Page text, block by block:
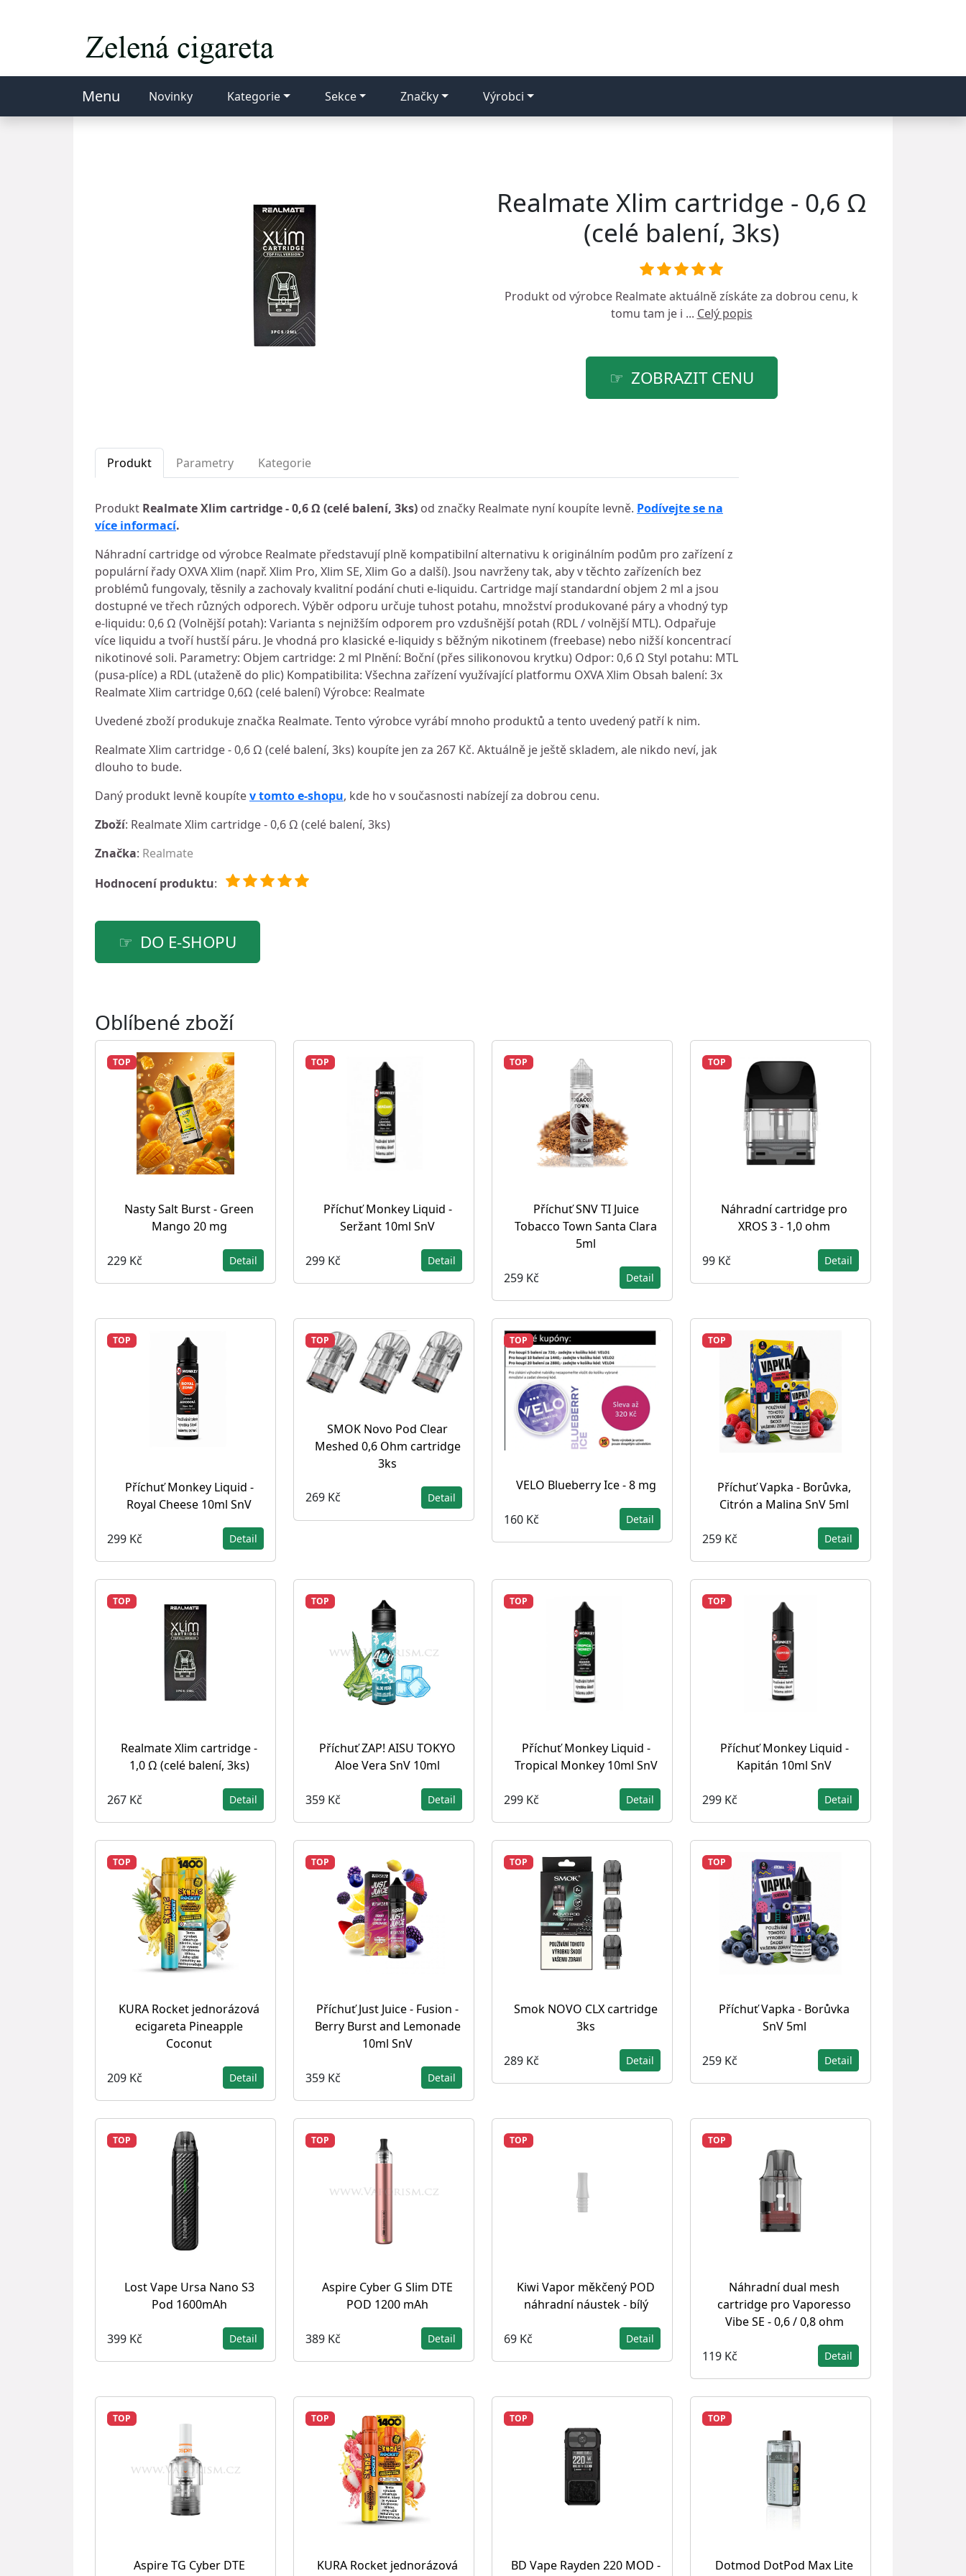
Menu Novinky Kategorie Sekce Značky Výrobci
Realmate Xlim cartridge - 0,6 Ω
(celé balení, 3ks)
Produkt od výrobce Realmateaktuálně získáte za dobrou cenu, k
tomu tam je i ... Celý popis
ZOBRAZIT CENU
Produkt Parametry Kategorie
Produkt Realmate Xlim cartridge - 0,6 Ω (celé balení, 3ks) od značky Realmate nyní koupíte levně. Podívejte se na
více informací.
Náhradní cartridge od výrobce Realmate představují plně kompatibilní alternativu k originálním podům pro zařízení z
populární řady OXVA Xlim (např. Xlim Pro, Xlim SE, Xlim Go a další). Jsou navrženy tak, aby v těchto zařízeních bez
problémů fungovaly, těsnily a zachovaly kvalitní podání chuti e-liquidu. Cartridge mají standardní objem 2 ml a jsou
dostupné ve třech různých odporech. Výběr odporu určuje tuhost potahu, množství produkované páry a vhodný typ
e-liquidu: 0,6 Ω (Volnější potah): Varianta s nejnižším odporem pro vzdušnější potah (RDL / volnější MTL). Odpařuje
více liquidu a tvoří hustší páru. Je vhodná pro klasické e-liquidy s běžným nikotinem (freebase) nebo nižší koncentrací
nikotinové soli. Parametry: Objem cartridge: 2 ml Plnění: Boční (přes silikonovou krytku) Odpor: 0,6 Ω Styl potahu: MTL
(pusa-plíce) a RDL (utaženě do plic) Kompatibilita: Všechna zařízení využívající platformu OXVA Xlim Obsah balení: 3x
Realmate Xlim cartridge 0,6Ω (celé balení) Výrobce: Realmate
Uvedené zboží produkuje značka Realmate. Tento výrobce vyrábí mnoho produktů a tento uvedený patří k nim.
Realmate Xlim cartridge - 0,6 Ω (celé balení, 3ks) koupíte jen za 267 Kč. Aktuálně je ještě skladem, ale nikdo neví, jak
dlouho to bude.
Daný produkt levně koupítev tomto e-shopu, kde ho v současnosti nabízejí za dobrou cenu.
Zboží: Realmate Xlim cartridge - 0,6 Ω (celé balení, 3ks)
Značka: Realmate
Hodnocení produktu:
DO E-SHOPU
Oblíbené zboží
TOP
Nasty Salt Burst - Green
Mango 20 mg
229 Kč Detail
TOP
Příchuť Monkey Liquid -
Seržant 10ml SnV
299 Kč Detail
TOP
Příchuť SNV TI Juice
Tobacco Town Santa Clara
5ml
259 Kč Detail
TOP
Náhradní cartridge pro
XROS 3 - 1,0 ohm
99 Kč Detail
TOP
Příchuť Monkey Liquid -
Royal Cheese 10ml SnV
299 Kč Detail
TOP
SMOK Novo Pod Clear
Meshed 0,6 Ohm cartridge
3ks
269 Kč Detail
TOP
VELO Blueberry Ice - 8 mg
160 Kč Detail
TOP
Příchuť Vapka - Borůvka,
Citrón a Malina SnV 5ml
259 Kč Detail
TOP
Realmate Xlim cartridge -
1,0 Ω (celé balení, 3ks)
267 Kč Detail
TOP
Příchuť ZAP! AISU TOKYO
Aloe Vera SnV 10ml
359 Kč Detail
TOP
Příchuť Monkey Liquid -
Tropical Monkey 10ml SnV
299 Kč Detail
TOP
Příchuť Monkey Liquid -
Kapitán 10ml SnV
299 Kč Detail
TOP
KURA Rocket jednorázová
ecigareta Pineapple
Coconut
209 Kč Detail
TOP
Příchuť Just Juice - Fusion -
Berry Burst and Lemonade
10ml SnV
359 Kč Detail
TOP
Smok NOVO CLX cartridge
3ks
289 Kč Detail
TOP
Příchuť Vapka - Borůvka
SnV 5ml
259 Kč Detail
TOP
Lost Vape Ursa Nano S3
Pod 1600mAh
399 Kč Detail
TOP
Aspire Cyber G Slim DTE
POD 1200 mAh
389 Kč Detail
TOP
Kiwi Vapor měkčený POD
náhradní náustek - bílý
69 Kč Detail
TOP
Náhradní dual mesh
cartridge pro Vaporesso
Vibe SE - 0,6 / 0,8 ohm
119 Kč Detail
TOP
Aspire TG Cyber DTE
TOP
KURA Rocket jednorázová
TOP
BD Vape Rayden 220 MOD -
TOP
Dotmod DotPod Max Lite